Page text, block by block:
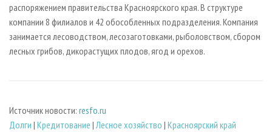
распоряжением правительства Красноярского края. В структуре
компании 8 филиалов и 42 обособленных подразделения. Компания
занимается лесоводством, лесозаготовками, рыболовством, сбором
лесных грибов, дикорастущих плодов, ягод и орехов.
Источник новости: resfo.ru
Долги | Кредитование |Лесное хозяйство | Красноярский край